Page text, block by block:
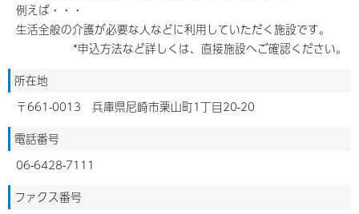
例えば・・・
生活全般の介護が必要な人などに利用していただく施設です。
*申込方法など詳しくは、直接施設へご確認ください。
所在地
〒661-0013 兵庫県尼崎市栗山町1丁目20-20
電話番号
06-6428-7111
ファクス番号